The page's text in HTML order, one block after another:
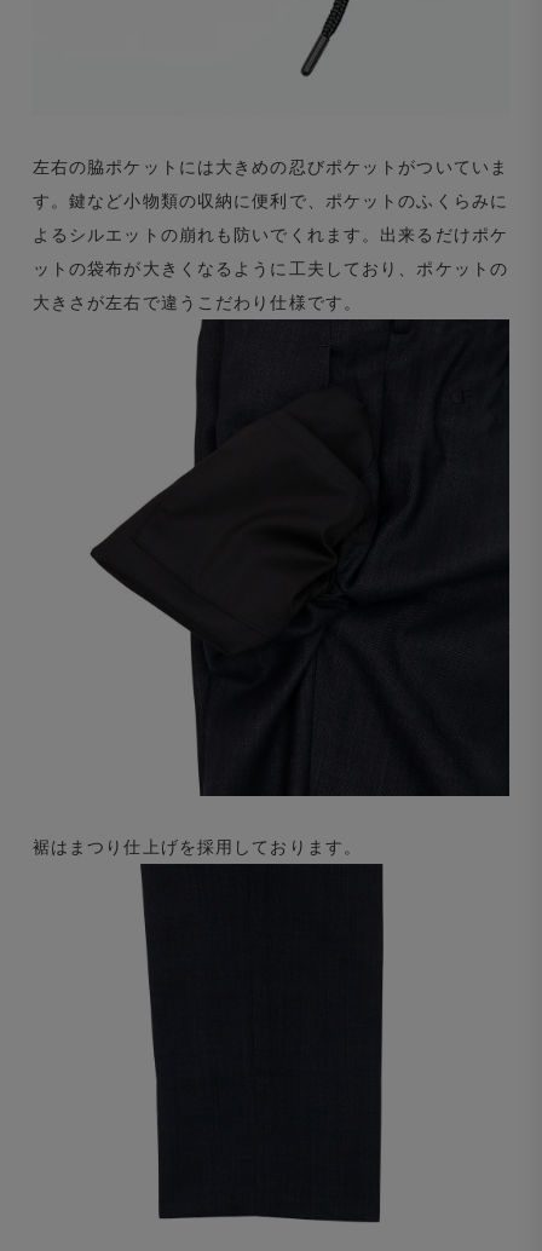
左右の脇ポケットには大きめの忍びポケットがついていま
す。鍵など小物類の収納に便利で、ポケットのふくらみに
よるシルエットの崩れも防いでくれます。出来るだけポケ
ットの袋布が大きくなるように工夫しており、ポケットの
大きさが左右で違うこだわり仕様です。
裾はまつり仕上げを採用しております。